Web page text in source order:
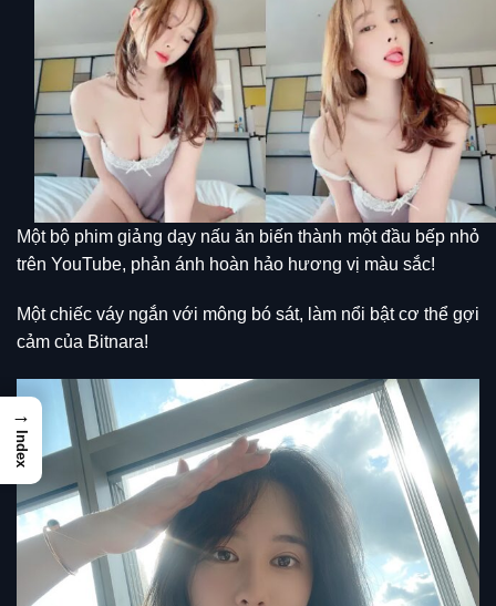
Một bộ phim giảng dạy nấu ăn biến thành một đầu bếp nhỏ
trên YouTube, phản ánh hoàn hảo hương vị màu sắc!
Một chiếc váy ngắn với mông bó sát, làm nổi bật cơ thể gợi
cảm của Bitnara!
→
Index